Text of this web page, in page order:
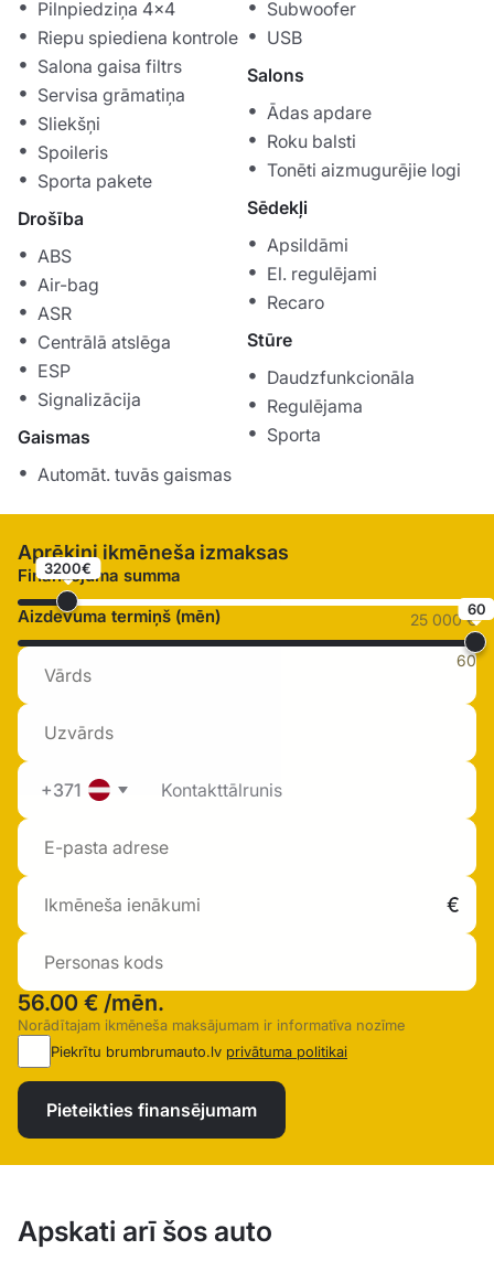
Pilnpiedziņa 4x4
Riepu spiediena kontrole
Salona gaisa filtrs
Servisa grāmatiņa
Sliekšņi
Spoileris
Sporta pakete
Drošība
ABS
Air-bag
ASR
Centrālā atslēga
ESP
Signalizācija
Gaismas
Automāt. tuvās gaismas
Subwoofer
USB
Salons
Ādas apdare
Roku balsti
Tonēti aizmugurējie logi
Sēdekļi
Apsildāmi
El. regulējami
Recaro
Stūre
Daudzfunkcionāla
Regulējama
Sporta
Aprēķini ikmēneša izmaksas
Finansējuma summa
3200€
25 000 €
Aizdevuma termiņš (mēn) 60
60
+371
56.00 € /mēn.
Norādītajam ikmēneša maksājumam ir informatīva nozīme
Piekrītu brumbrumauto.lv privātuma politikai
Pieteikties finansējumam
Apskati arī šos auto